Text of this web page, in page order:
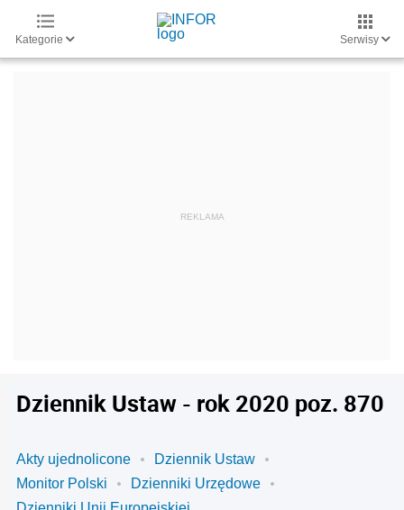
Kategorie Serwisy
Dziennik Ustaw - rok 2020 poz. 870
Akty ujednolicone
Dziennik Ustaw
Monitor Polski
Dzienniki Urzędowe